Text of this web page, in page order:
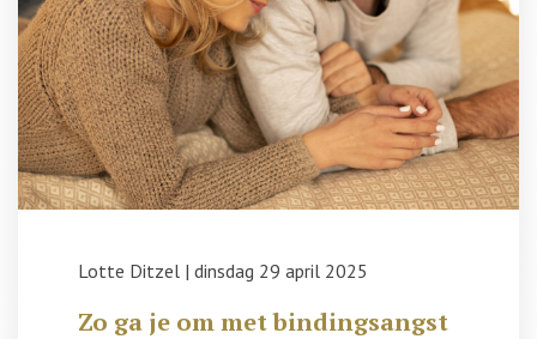
Lotte Ditzel | dinsdag 29 april 2025
Zo ga je om met bindingsangst